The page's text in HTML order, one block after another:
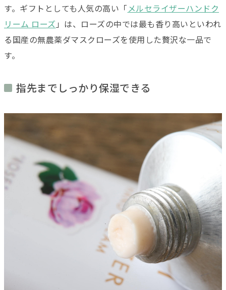
す。ギフトとしても人気の高い 「 メルセライザーハンドク
リーム ローズ 」は、ローズの中では最も香り高いといわれ
る 国産の無農薬ダマスクローズを使用した贅沢な一品で
す。
指先までしっかり保湿できる